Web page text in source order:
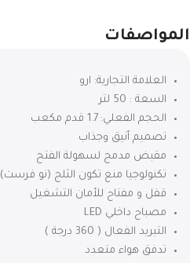
المواصفات
العلامة التجارية: ارو
السعة : 50 لتر
الحجم الفعلي: 1.7 قدم مكعب
تصميم أنيق وجذاب
مقبض مدمج لسهولة الفتح
تكنولوجيا منع تكون الثلج (نو فرست)
قفل و مفتاح للأمان التشغيل
مصباح داخلي LED
التبريد الفعال ( 360 درجة )
تدفق هواء متعدد